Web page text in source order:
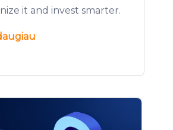
it and invest smarter.